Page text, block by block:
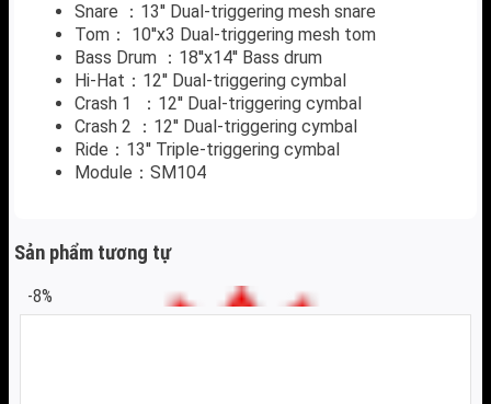
Snare ：13′′ Dual-triggering mesh snare
Tom： 10′′x3 Dual-triggering mesh tom
Bass Drum ：18′′x14′′ Bass drum
Hi-Hat：12′′ Dual-triggering cymbal
Crash 1 ：12′′ Dual-triggering cymbal
Crash 2 ：12′′ Dual-triggering cymbal
Ride：13′′ Triple-triggering cymbal
Module：SM104
Sản phẩm tương tự
-8%